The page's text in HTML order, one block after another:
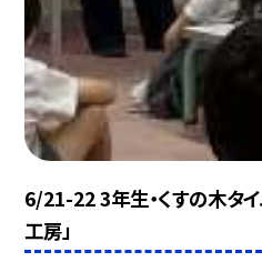
6/21-22 3年生・くすの木タ
工房」